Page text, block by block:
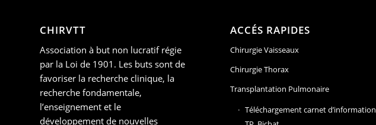
CHIRVTT
Association à but non lucratif régie
par la Loi de 1901. Les buts sont de
favoriser la recherche clinique, la
recherche fondamentale,
l’enseignement et le
développement de nouvelles
ACCÉS RAPIDES
Chirurgie Vaisseaux
Chirurgie Thorax
Transplantation Pulmonaire
Téléchargement carnet d’information